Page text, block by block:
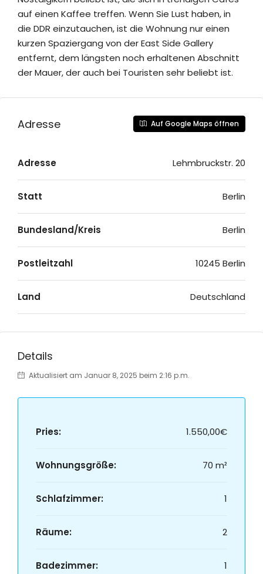
auf einen Kaffee treffen. Wenn Sie Lust haben, in
die DDR einzutauchen, ist die Wohnung nur einen
kurzen Spaziergang von der East Side Gallery
entfernt, dem längsten noch erhaltenen Abschnitt
der Mauer, der auch bei Touristen sehr beliebt ist.
Adresse Auf Google Maps öffnen
Adresse Lehmbruckstr. 20
Statt Berlin
Bundesland/Kreis Berlin
Postleitzahl 10245 Berlin
Land Deutschland
Details
Aktualisiert am Januar 8, 2025 beim 2:16 p.m.
Pries: 1.550,00€
Wohnungsgröße: 70 m²
Schlafzimmer: 1
Räume: 2
Badezimmer: 1